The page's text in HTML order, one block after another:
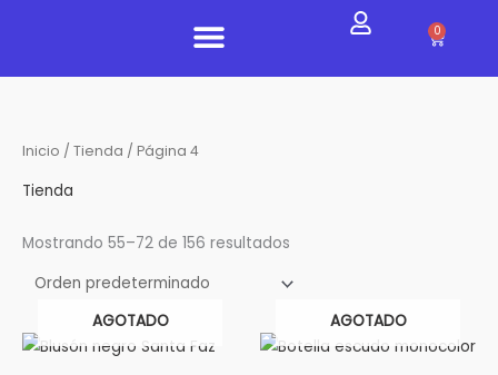
0
Carrito
Inicio / Tienda / Página 4
Tienda
Mostrando 55–72 de 156 resultados
AGOTADO AGOTADO